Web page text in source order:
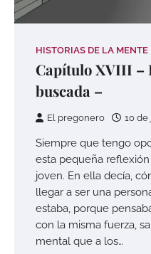
HISTORIAS DE LA MENTE
Capítulo XVIII –
buscada –
El pregonero 10 de
Siempre que tengo
esta pequeña
joven. En ella decía,
llegar a ser una
estaba, porque
con la misma fuerza,
mental que a los…